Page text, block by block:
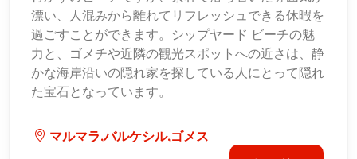
漂い、人混みから離れてリフレッシュできる休暇を
過ごすことができます。シップヤード ビーチの魅
力と、ゴメチや近隣の観光スポットへの近さは、静
かな海岸沿いの隠れ家を探している人にとって隠れ
た宝石となっています。
マルマラ,バルケシル,ゴメス